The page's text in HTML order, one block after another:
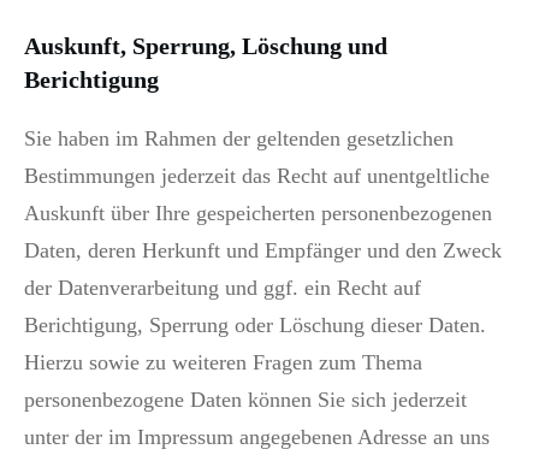
Auskunft, Sperrung, Löschung und
Berichtigung
Sie haben im Rahmen der geltenden gesetzlichen
Bestimmungen jederzeit das Recht auf unentgeltliche
Auskunft über Ihre gespeicherten personenbezogenen
Daten, deren Herkunft und Empfänger und den Zweck
der Datenverarbeitung und ggf. ein Recht auf
Berichtigung, Sperrung oder Löschung dieser Daten.
Hierzu sowie zu weiteren Fragen zum Thema
personenbezogene Daten können Sie sich jederzeit
unter der im Impressum angegebenen Adresse an uns